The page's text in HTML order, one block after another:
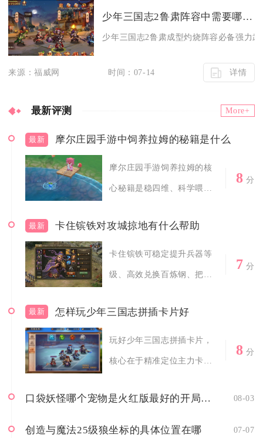
少年三国志2鲁肃阵容中需要哪些强力武将
少年三国志2鲁肃成型灼烧阵容必备强力
来源：福威网 时间：07-14 详情
最新评测 More+
最新 摩尔庄园手游中饲养拉姆的秘籍是什么
摩尔庄园手游饲养拉姆的核
心秘籍是稳四维、科学喂、
8 分
最新 卡住镔铁对攻城掠地有什么帮助
卡住镔铁可稳定提升兵器等
级、高效兑换百炼钢、把握
7 分
最新 怎样玩少年三国志拼插卡片好
玩好少年三国志拼插卡片，
核心在于精准定位主力卡
8 分
口袋妖怪哪个宠物是火红版最好的开局选择 08-03
创造与魔法25级狼坐标的具体位置在哪 07-07